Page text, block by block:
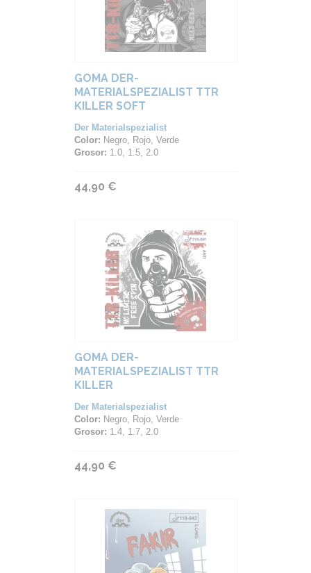
GOMA DER-
MATERIALSPEZIALIST TTR
KILLER SOFT
Der Materialspezialist
Color: Negro, Rojo, Verde
Grosor: 1.0, 1.5, 2.0
44,90 €
GOMA DER-
MATERIALSPEZIALIST TTR
KILLER
Der Materialspezialist
Color: Negro, Rojo, Verde
Grosor: 1.4, 1.7, 2.0
44,90 €